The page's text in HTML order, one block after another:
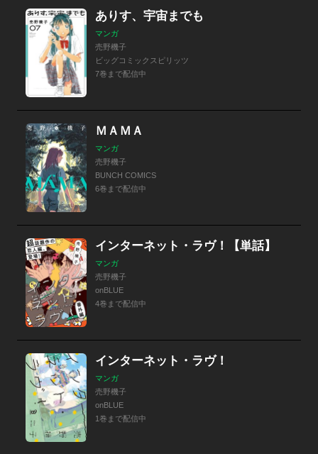
ありす、宇宙までも
マンガ
売野機子
ビッグコミックスピリッツ
7巻まで配信中
ＭＡＭＡ
マンガ
売野機子
BUNCH COMICS
6巻まで配信中
インターネット・ラヴ！【単話】
マンガ
売野機子
onBLUE
4巻まで配信中
インターネット・ラヴ！
マンガ
売野機子
onBLUE
1巻まで配信中